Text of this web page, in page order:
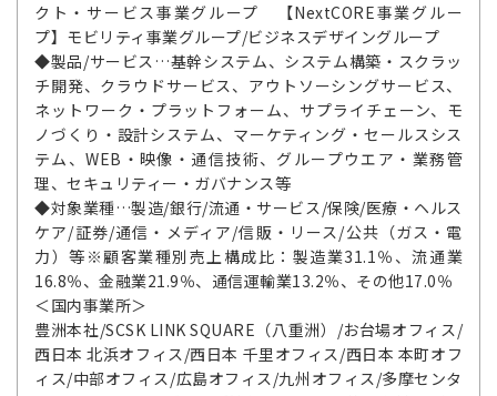
クト・サービス事業グループ 【NextCORE事業グルー
プ】モビリティ事業グループ/ビジネスデザイングループ
◆製品/サービス…基幹システム、システム構築・スクラッ
チ開発、クラウドサービス、アウトソーシングサービス、
ネットワーク・プラットフォーム、サプライチェーン、モ
ノづくり・設計システム、マーケティング・セールスシス
テム、WEB・映像・通信技術、グループウエア・業務管
理、セキュリティー・ガバナンス等
◆対象業種…製造/銀行/流通・サービス/保険/医療・ヘルス
ケア/証券/通信・メディア/信販・リース/公共（ガス・電
力）等※顧客業種別売上構成比：製造業31.1％、流通業
16.8％、金融業21.9％、通信運輸業13.2％、その他17.0％
＜国内事業所＞
豊洲本社/SCSK LINK SQUARE（八重洲）/お台場オフィス/
西日本 北浜オフィス/西日本 千里オフィス/西日本 本町オフ
ィス/中部オフィス/広島オフィス/九州オフィス/多摩センタ